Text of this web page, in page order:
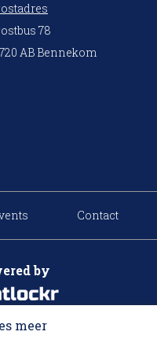
78
AB Bennekom
Contact
by
meer